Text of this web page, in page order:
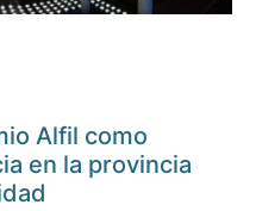
Alfil como
en la provincia